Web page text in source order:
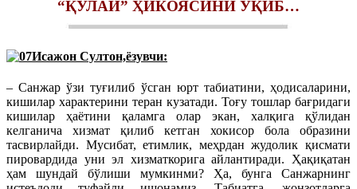
“ҚУЛАЙ” ҲИКОЯСИНИ ЎҚИБ…
Исажон Султон,ёзувчи:
– Санжар ўзи туғилиб ўсган юрт табиатини, ҳодисаларини,
кишилар характерини теран кузатади. Тоғу тошлар бағридаги
кишилар ҳаётини қаламга олар экан, халқига қўлидан
келганича хизмат қилиб кетган хокисор бола образини
тасвирлайди. Мусибат, етимлик, меҳрдан жудолик қисмати
пировардида уни эл хизматкорига айлантиради. Ҳақиқатан
ҳам шундай бўлиши мумкинми? Ҳа, бунга Санжарнинг